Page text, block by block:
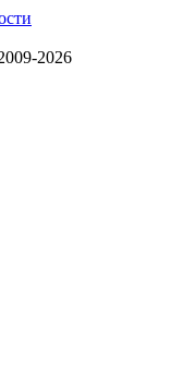
2026